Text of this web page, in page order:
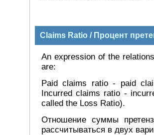
Claims Ratio / Процент
An expression of the
are:
Paid claims ratio - paid
Incurred claims ratio -
called the Loss Ratio).
Отношение суммы
рассчитываться в двух